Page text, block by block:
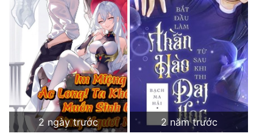
2 ngày trước
2 năm trước